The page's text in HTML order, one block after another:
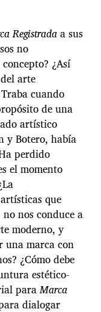
Registradaa sus
no
¿Así
arte
cuando
de una
artístico
y Botero, había
perdido
el momento
que
nos conduce a
moderno, y
una marca con
¿Cómo debe
estético-
paraMarca
dialogar